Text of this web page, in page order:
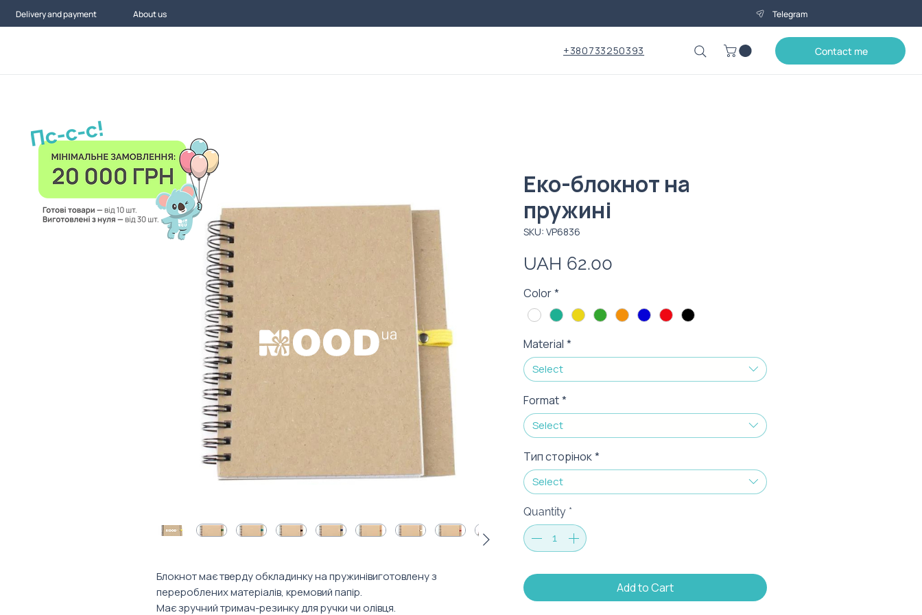
Delivery and payment About us Telegram
+380733250393 Contact me
Блокнот має тверду обкладинку на пружинівиготовлену з
перероблених матеріалів, кремовий папір.
Має зручний тримач-резинку для ручки чи олівця.
Еко-блокнот на
пружині
SKU: VP6836
UAH 62.00Price
Color *
Material *
Select
Format *
Select
Тип сторінок *
Select
Quantity *
Add to Cart